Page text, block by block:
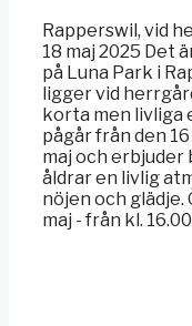
Rapperswil, vid
18 maj 2025 Det
på Luna Park i
ligger vid
korta men livliga
pågår från den
maj och erbjuder
åldrar en livlig
nöjen och glädje.
maj - från kl. 16.00